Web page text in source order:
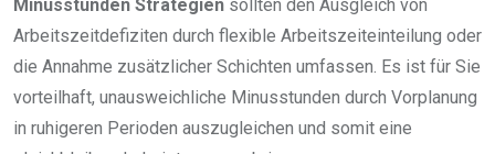
Minusstunden Strategien sollten den Ausgleich von
Arbeitszeitdefiziten durch flexible Arbeitszeiteinteilung oder
die Annahme zusätzlicher Schichten umfassen. Es ist für Sie
vorteilhaft, unausweichliche Minusstunden durch Vorplanung
in ruhigeren Perioden auszugleichen und somit eine